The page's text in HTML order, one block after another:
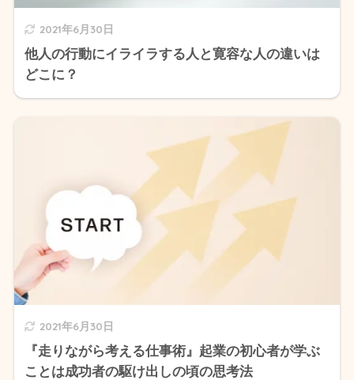
2021年6月30日
他人の行動にイライラする人と寛容な人の違いは
どこに？
2021年6月30日
『走りながら考える仕事術』起業の初心者が学ぶ
ことは成功者の駆け出しの頃の思考法